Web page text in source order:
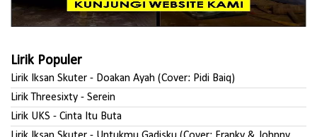
Lirik Populer
Lirik Iksan Skuter - Doakan Ayah (Cover: Pidi Baiq)
Lirik Threesixty - Serein
Lirik UKS - Cinta Itu Buta